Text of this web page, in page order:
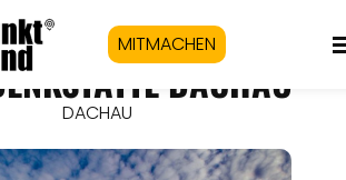
MITMACHEN
DACHAU
DACHAU